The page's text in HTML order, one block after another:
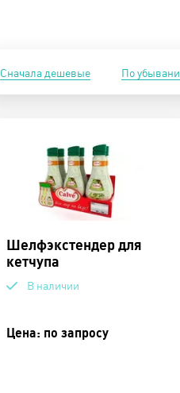
Сначала дешевые По
Шелфэкстендер для
кетчупа
В наличии
Цена: по запросу